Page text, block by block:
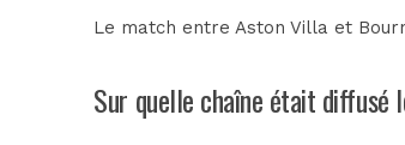
Le match entre Aston Villa et
Sur quelle chaîne était diffusé